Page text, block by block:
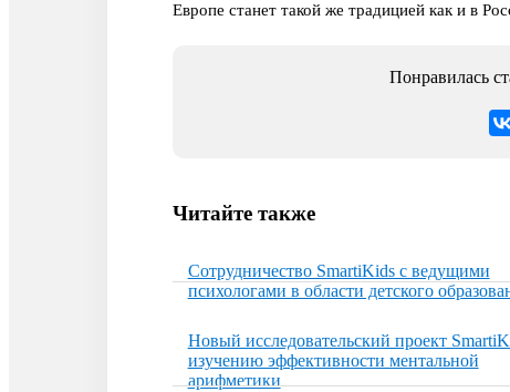
Европе станет такой же традицией как и в
Понравилась
Читайте также
Сотрудничество SmartiKids с ведущими
психологами в области детского
Новый исследовательский проект
изучению эффективности ментальной
арифметики